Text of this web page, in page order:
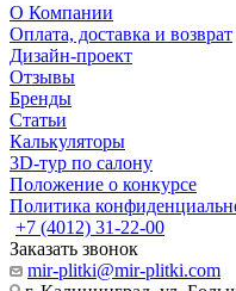
О Компании
Оплата, доставка и возврат
Дизайн-проект
Отзывы
Бренды
Статьи
Калькуляторы
3D-тур по салону
Положение о конкурсе
Политика
+7 (4012) 31-22-00
Заказать звонок
mir-plitki@mir-plitki.com